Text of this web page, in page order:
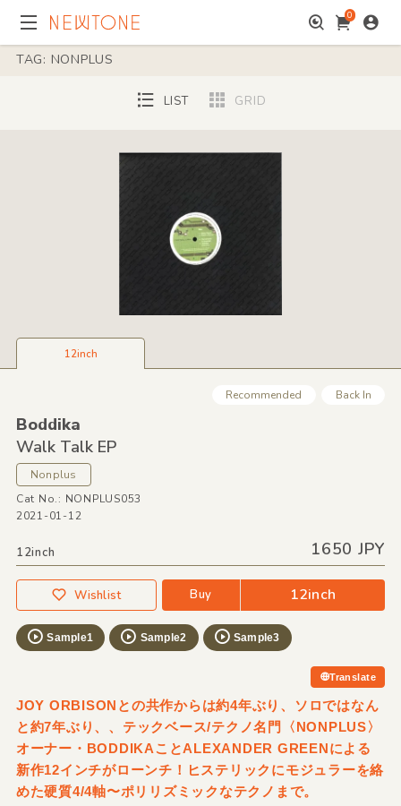
0
TAG: NONPLUS
LIST GRID
12inch
Recommended Back In
Boddika
Walk Talk EP
Nonplus
Cat No.: NONPLUS053
2021-01-12
12inch 1650 JPY
Wishlist Buy 12inch
Sample1 Sample2 Sample3
Translate
JOY ORBISONとの共作からは約4年ぶり、ソロではなん
と約7年ぶり、、テックベース/テクノ名門〈NONPLUS〉
オーナー・BODDIKAことALEXANDER GREENによる
新作12インチがローンチ！ヒステリックにモジュラーを絡
めた硬質4/4軸〜ポリリズミックなテクノまで。